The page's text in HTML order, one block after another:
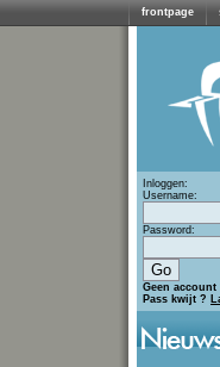
frontpage
Inloggen:
Username:
Password:
Geen account
Pass kwijt ?